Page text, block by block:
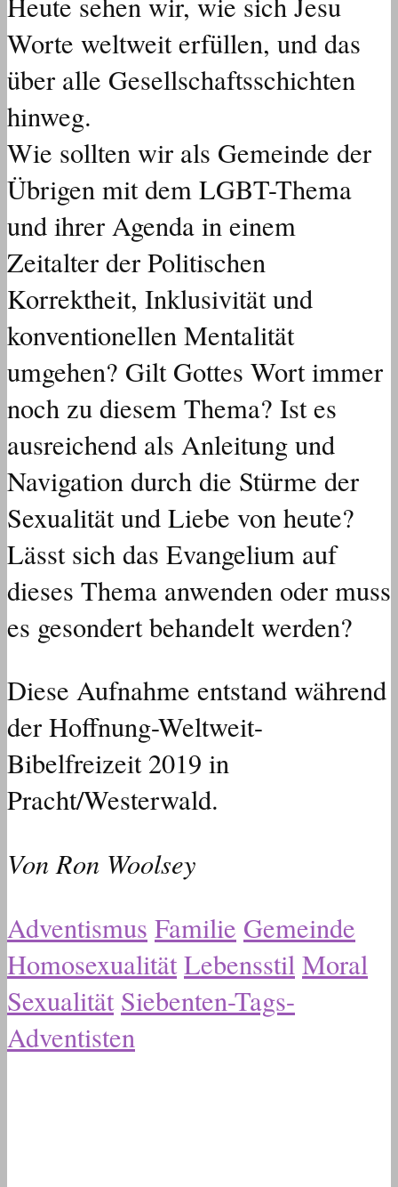
Worte weltweit erfüllen, und das
über alle Gesellschaftsschichten
hinweg.
Wie sollten wir als Gemeinde der
Übrigen mit dem LGBT-Thema
und ihrer Agenda in einem
Zeitalter der Politischen
Korrektheit, Inklusivität und
konventionellen Mentalität
umgehen? Gilt Gottes Wort immer
noch zu diesem Thema? Ist es
ausreichend als Anleitung und
Navigation durch die Stürme der
Sexualität und Liebe von heute?
Lässt sich das Evangelium auf
dieses Thema anwenden oder muss
es gesondert behandelt werden?
Diese Aufnahme entstand während
der Hoffnung-Weltweit-
Bibelfreizeit 2019 in
Pracht/Westerwald.
Von Ron Woolsey
Adventismus Familie Gemeinde
HomosexualitätLebensstilMoral
Sexualität Siebenten-Tags-
Adventisten